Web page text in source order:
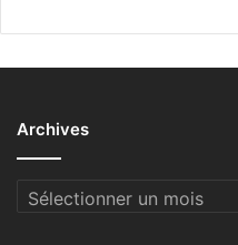
Archives
Archives